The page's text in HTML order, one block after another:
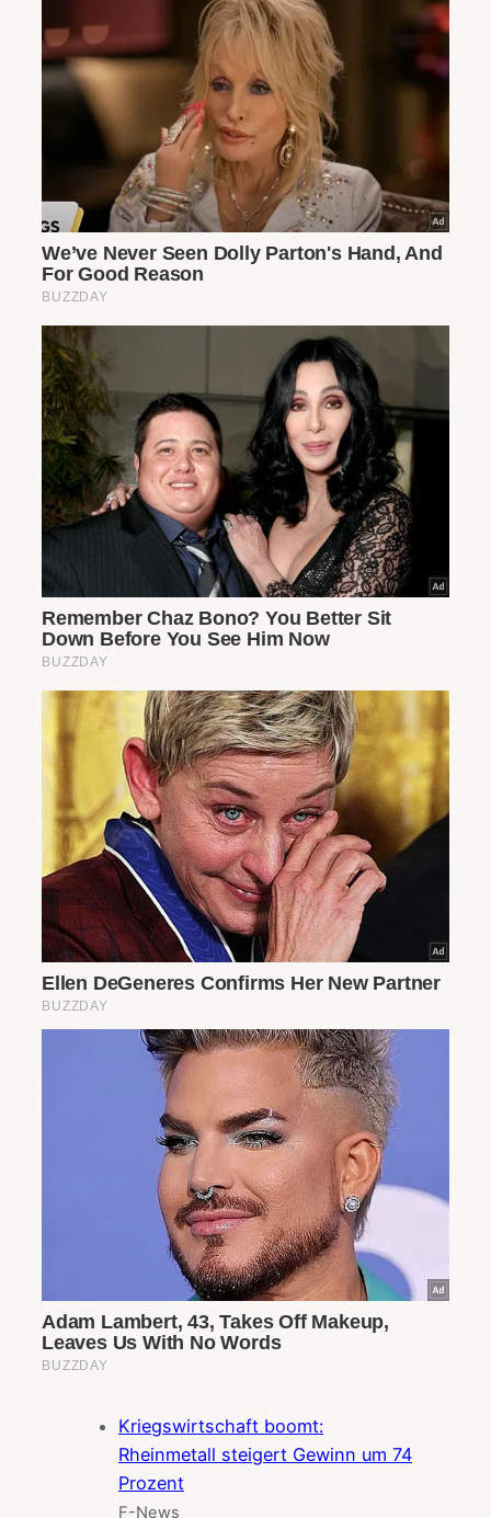
Kriegswirtschaft boomt:
Rheinmetall steigert Gewinn um 74
Prozent
F-News